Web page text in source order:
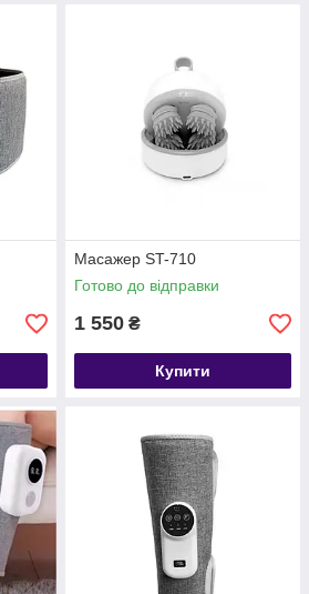
Масажер ST-710
Готово до відправки
1 550 ₴
Купити